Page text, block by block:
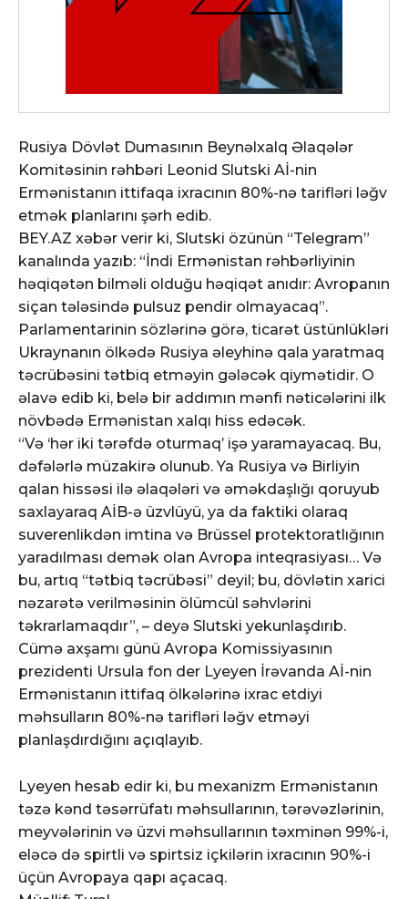
Rusiya Dövlət Dumasının Beynəlxalq Əlaqələr
Komitəsinin rəhbəri Leonid Slutski Aİ-nin
Ermənistanın ittifaqa ixracının 80%-nə tarifləri ləğv
etmək planlarını şərh edib.
BEY.AZ xəbər verir ki, Slutski özünün “Telegram”
kanalında yazıb: “İndi Ermənistan rəhbərliyinin
həqiqətən bilməli olduğu həqiqət anıdır: Avropanın
siçan tələsində pulsuz pendir olmayacaq”.
Parlamentarinin sözlərinə görə, ticarət üstünlükləri
Ukraynanın ölkədə Rusiya əleyhinə qala yaratmaq
təcrübəsini tətbiq etməyin gələcək qiymətidir. O
əlavə edib ki, belə bir addımın mənfi nəticələrini ilk
növbədə Ermənistan xalqı hiss edəcək.
“Və ‘hər iki tərəfdə oturmaq’ işə yaramayacaq. Bu,
dəfələrlə müzakirə olunub. Ya Rusiya və Birliyin
qalan hissəsi ilə əlaqələri və əməkdaşlığı qoruyub
saxlayaraq AİB-ə üzvlüyü, ya da faktiki olaraq
suverenlikdən imtina və Brüssel protektoratlığının
yaradılması demək olan Avropa inteqrasiyası… Və
bu, artıq “tətbiq təcrübəsi” deyil; bu, dövlətin xarici
nəzarətə verilməsinin ölümcül səhvlərini
təkrarlamaqdır”, – deyə Slutski yekunlaşdırıb.
Cümə axşamı günü Avropa Komissiyasının
prezidenti Ursula fon der Lyeyen İrəvanda Aİ-nin
Ermənistanın ittifaq ölkələrinə ixrac etdiyi
məhsulların 80%-nə tarifləri ləğv etməyi
planlaşdırdığını açıqlayıb.
Lyeyen hesab edir ki, bu mexanizm Ermənistanın
təzə kənd təsərrüfatı məhsullarının, tərəvəzlərinin,
meyvələrinin və üzvi məhsullarının təxminən 99%-i,
eləcə də spirtli və spirtsiz içkilərin ixracının 90%-i
üçün Avropaya qapı açacaq.